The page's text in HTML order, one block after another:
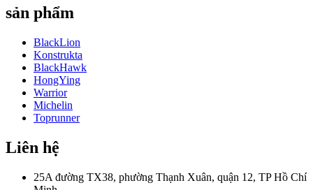
sản phẩm
BlackLion
Konstrukta
BlackHawk
HongYing
Warrior
Michelin
Toprunner
Liên hệ
25A đường TX38, phường Thạnh Xuân, quận 12, TP Hồ Chí